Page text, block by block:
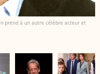
prend à un autre célèbre acteur et